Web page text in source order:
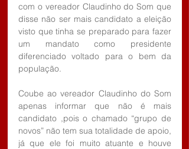
com o vereador Claudinho do Som que
disse não ser mais candidato a eleição
visto que tinha se preparado para fazer
um mandato como presidente
diferenciado voltado para o bem da
população.
Coube ao vereador Claudinho do Som
apenas informar que não é mais
candidato ,pois o chamado “grupo de
novos” não tem sua totalidade de apoio,
já que ele foi muito atuante e houve